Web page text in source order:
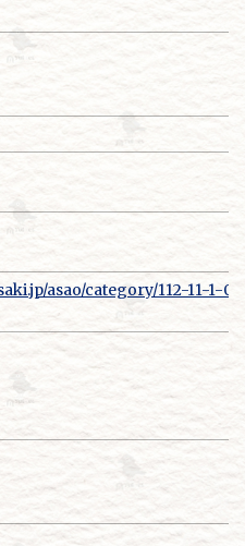
asao/category/112-11-1-0-